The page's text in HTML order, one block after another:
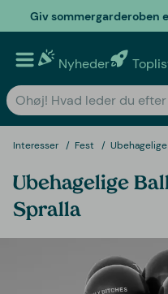
Giv sommergarderoben
Nyheder
Interesser Fest
Ubehagelige
Spralla